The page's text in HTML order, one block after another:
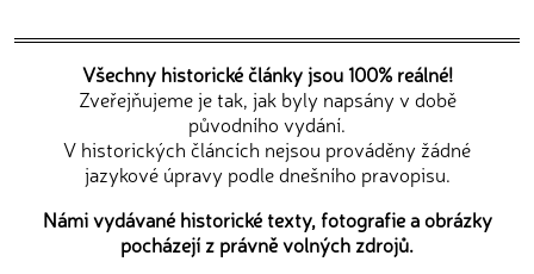
Všechny historické články jsou 100% reálné!
Zveřejňujeme je tak, jak byly napsány v době
původního vydání.
V historických článcích nejsou prováděny žádné
jazykové úpravy podle dnešního pravopisu.
Námi vydávané historické texty, fotografie a obrázky
pocházejí z právně volných zdrojů.